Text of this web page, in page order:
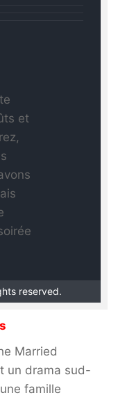
et
reserved.
Married
un drama sud-
famille